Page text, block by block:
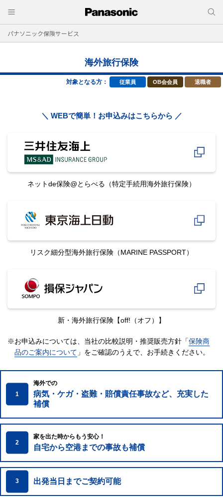
パナソニック保険サービス
海外旅行保険
対象となる方： 従業員 OB会会員 退職者
＼ WEBで簡単！お申込みはこちらから ／
ネットde保険@とらべる （特定手続用海外旅行保険）
リスク細分型海外旅行保険 （MARINE PASSPORT）
新・海外旅行保険 【off!（オフ）】
※お申込みについては、当社の比較説明・推奨販売方針「保険商
品のご案内について 」をご確認のうえで、 お手続きください。
1
海外での
病気・ケガ・盗難・賠償責任事故など、充実した
補償
2
家を出た時からもう安心！
自宅から空港までの事故も補償
3 出発当日までご契約可能